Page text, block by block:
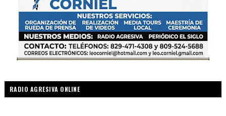
RADIO AGRESIVA ONLINE